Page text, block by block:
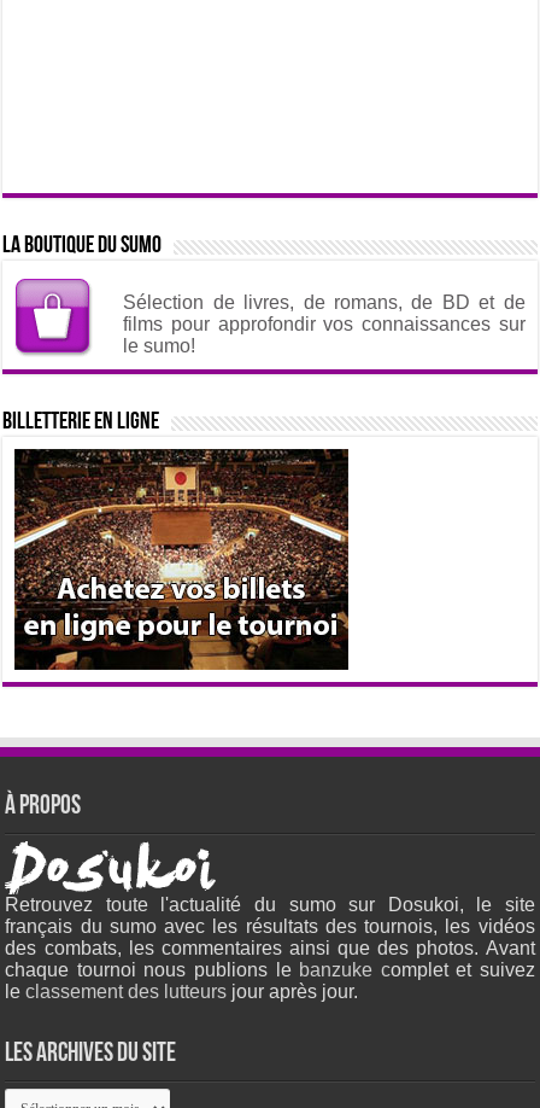
La boutique du sumo
Sélection de livres, de romans, de BD et de
films pour approfondir vos connaissances sur
le sumo!
Billetterie en ligne
À propos
Retrouvez toute l'actualité du sumo sur Dosukoi, le site
français du sumo avec les résultats des tournois, les vidéos
des combats, les commentaires ainsi que des photos. Avant
chaque tournoi nous publions le banzuke complet et suivez
leclassement des lutteurs jour après jour.
Les archives du site
Les